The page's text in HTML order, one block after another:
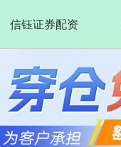
信钰证券配资